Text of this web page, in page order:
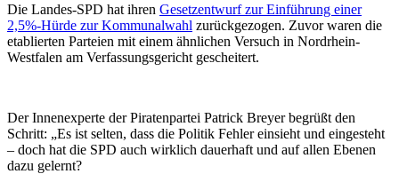
Die Landes-SPD hat ihren Gesetzentwurf zur Einführung einer
2,5%-Hürde zur Kommunalwahl zurückgezogen. Zuvor waren die
etablierten Parteien mit einem ähnlichen Versuch in Nordrhein-
Westfalen am Verfassungsgericht gescheitert.
Der Innenexperte der Piratenpartei Patrick Breyer begrüßt den
Schritt: „Es ist selten, dass die Politik Fehler einsieht und eingesteht
– doch hat die SPD auch wirklich dauerhaft und auf allen Ebenen
dazu gelernt?